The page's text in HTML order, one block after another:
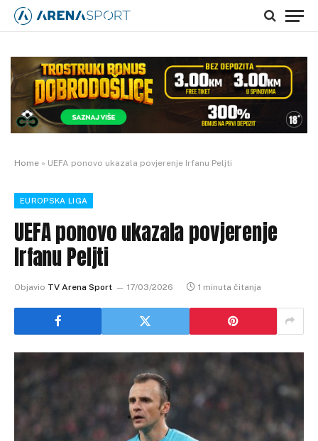
Home » UEFA ponovo ukazala povjerenje Irfanu Peljti
EUROPSKA LIGA
UEFA ponovo ukazala povjerenje
Irfanu Peljti
Objavio TV Arena Sport 17/03/2026 1 minuta čitanja